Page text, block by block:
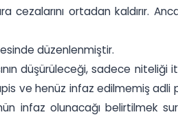
ortadan kaldırır.
düzenlenmiştir.
düşürüleceği, sadece
ve henüz infaz edilmemiş
infaz olunacağı belirtilmek